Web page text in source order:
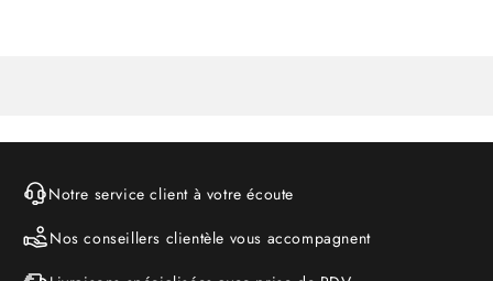
Notre service client à votre écoute
Nos conseillers clientèle vous accompagnent